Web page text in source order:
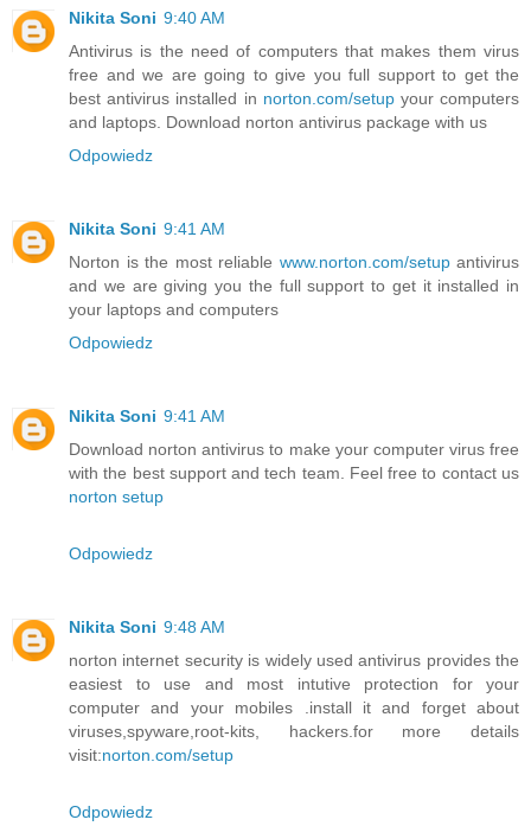
Nikita Soni 9:40 AM
Antivirus is the need of computers that makes them virus
free and we are going to give you full support to get the
best antivirus installed in norton.com/setupyour computers
and laptops. Download norton antivirus package with us
Odpowiedz
Nikita Soni 9:41 AM
Norton is the most reliable www.norton.com/setupantivirus
and we are giving you the full support to get it installed in
your laptops and computers
Odpowiedz
Nikita Soni 9:41 AM
Download norton antivirus to make your computer virus free
with the best support and tech team. Feel free to contact us
norton setup
Odpowiedz
Nikita Soni 9:48 AM
norton internet security is widely used antivirus provides the
easiest to use and most intutive protection for your
computer and your mobiles .install it and forget about
viruses,spyware,root-kits, hackers.for more details
visit:norton.com/setup
Odpowiedz